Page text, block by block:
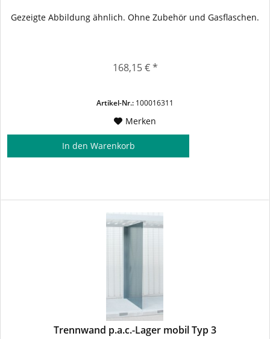
Gezeigte Abbildung ähnlich. Ohne Zubehör und Gasflaschen.
168,15 € *
Artikel-Nr.: 100016311
Merken
In den Warenkorb
Trennwand p.a.c.-Lager mobil Typ 3